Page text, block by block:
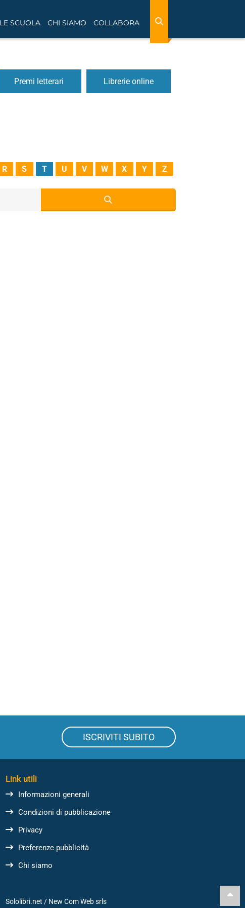
SCUOLA CHI SIAMO COLLABORA
Premi letterari Librerie online
R S T U V W X Y Z
ISCRIVITI SUBITO
Link utili
Informazioni generali
Condizioni di pubblicazione
Privacy
Preferenze pubblicità
Chi siamo
Sololibri.net / New Com Web srls